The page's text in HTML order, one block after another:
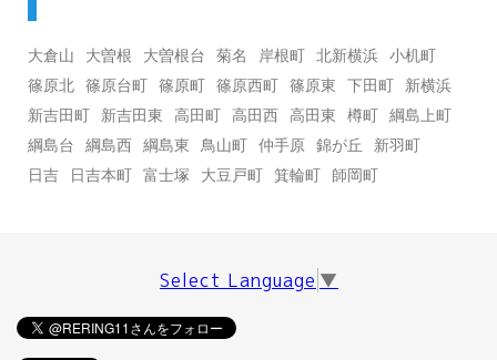
大倉山 大曽根 大曽根台 菊名 岸根町 北新横浜
小机町
篠原北
篠原台町 篠原町 篠原西町 篠原東 下田町
新横浜
新吉田町
新吉田東 高田町 高田西 高田東 樽町
綱島上町
綱島台
綱島西 綱島東 鳥山町 仲手原 錦が丘
新羽町
日吉
日吉本町 富士塚 大豆戸町 箕輪町 師岡町
Select Language ▼